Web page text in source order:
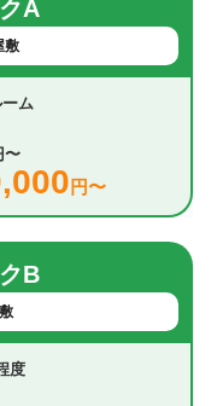
A
敷
ム
〜
円〜
B
度